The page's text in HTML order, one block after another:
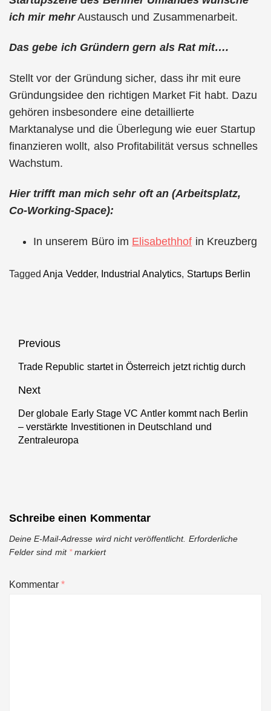
ich mir mehrAustausch und Zusammenarbeit.
Das gebe ich Gründern gern als Rat mit….
Stellt vor der Gründung sicher, dass ihr mit eure
Gründungsidee den richtigen Market Fit habt. Dazu
gehören insbesondere eine detaillierte
Marktanalyse und die Überlegung wie euer Startup
finanzieren wollt, also Profitabilität versus schnelles
Wachstum.
Hier trifft man mich sehr oft an (Arbeitsplatz,
Co-Working-Space):
In unserem Büro im Elisabethhof in Kreuzberg
TaggedAnja Vedder, Industrial Analytics, Startups Berlin
Beitragsnavigation
Previous
Previous
Trade Republic startet in Österreich jetzt richtig durch
Next
Next
post:
Der globale Early Stage VC Antler kommt nach Berlin
– verstärkte Investitionen in Deutschland und
Zentraleuropa
Schreibe einen Kommentar
Deine E-Mail-Adresse wird nicht veröffentlicht. Erforderliche
Felder sind mit *markiert
Kommentar*